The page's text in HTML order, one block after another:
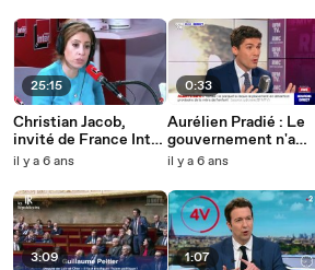
voulons des actes !
25:15
Christian Jacob,
invité de France Inter
- 13 février 2020
il y a 6 ans
3:09
0:33
Aurélien Pradié : Le
gouvernement n'a
pas de véritable
du handicap.
il y a 6 ans
1:07